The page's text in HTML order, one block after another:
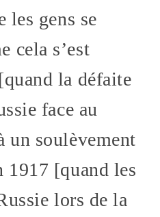
les gens se
cela s’est
la défaite
face au
un soulèvement
1917 [quand les
lors de la